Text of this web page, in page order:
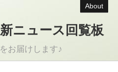
About
ニュース回覧板
お届けします♪